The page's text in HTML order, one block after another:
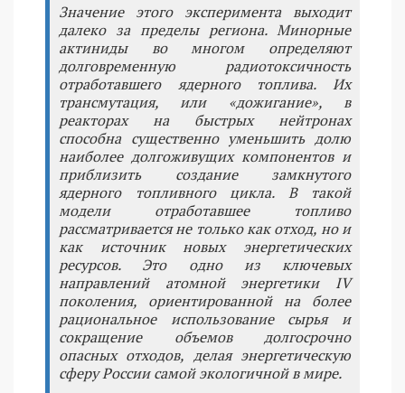
Значение этого эксперимента выходит
далеко за пределы региона. Минорные
актиниды во многом определяют
долговременную радиотоксичность
отработавшего ядерного топлива. Их
трансмутация, или «дожигание», в
реакторах на быстрых нейтронах
способна существенно уменьшить долю
наиболее долгоживущих компонентов и
приблизить создание замкнутого
ядерного топливного цикла. В такой
модели отработавшее топливо
рассматривается не только как отход, но и
как источник новых энергетических
ресурсов. Это одно из ключевых
направлений атомной энергетики IV
поколения, ориентированной на более
рациональное использование сырья и
сокращение объемов долгосрочно
опасных отходов, делая энергетическую
сферу России самой экологичной в мире.